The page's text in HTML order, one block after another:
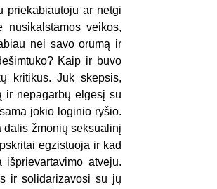
priekabiautoju ar netgi
veikos,
nei savo orumą ir
Kaip ir buvo
kritikus. Juk skepsis,
ir nepagarbų elgesį su
jokio loginio ryšio.
dalis žmonių seksualinį
egzistuoja ir kad
atveju.
ir solidarizavosi su jų